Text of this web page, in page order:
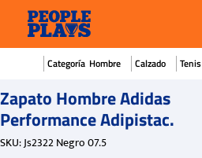
Hombre Calzado Tenis
Zapato Hombre Adidas
Performance Adipistac.
SKU:Js2322 Negro 07.5